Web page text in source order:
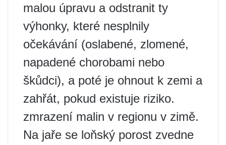
malou úpravu a odstranit ty
výhonky, které nesplnily
očekávání (oslabené, zlomené,
napadené chorobami nebo
škůdci), a poté je ohnout k zemi a
zahřát, pokud existuje riziko.
zmrazení malin v regionu v zimě.
Na jaře se loňský porost zvedne